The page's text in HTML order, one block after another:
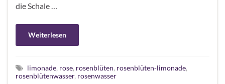
die Schale …
Weiterlesen
limonade, rose, rosenblüten, rosenblüten-limonade,
rosenblütenwasser, rosenwasser